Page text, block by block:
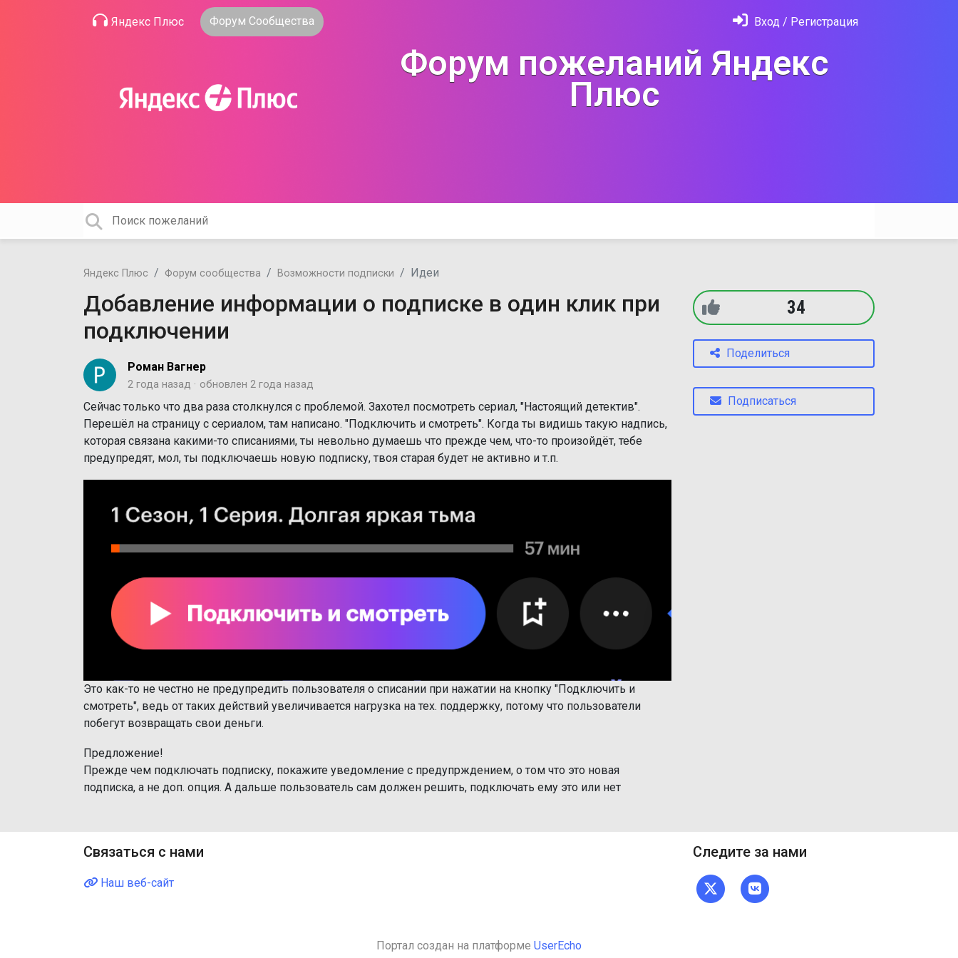
Яндекс Плюс Форум Сообщества Вход / Регистрация
Форум пожеланий Яндекс
Плюс
Яндекс Плюс Форум сообщества Возможности подписки Идеи
Добавление информации о подписке в один клик при
подключении
Роман Вагнер
2 года назад обновлен 2 года назад
Сейчас только что два раза столкнулся с проблемой. Захотел посмотреть сериал, "Настоящий детектив".
Перешёл на страницу с сериалом, там написано. "Подключить и смотреть". Когда ты видишь такую надпись,
которая связана какими-то списаниями, ты невольно думаешь что прежде чем, что-то произойдёт, тебе
предупредят, мол, ты подключаешь новую подписку, твоя старая будет не активно и т.п.
Это как-то не честно не предупредить пользователя о списании при нажатии на кнопку "Подключить и
смотреть", ведь от таких действий увеличивается нагрузка на тех. поддержку, потому что пользователи
побегут возвращать свои деньги.
Предложение!
Прежде чем подключать подписку, покажите уведомление с предупрждением, о том что это новая
подписка, а не доп. опция. А дальше пользователь сам должен решить, подключать ему это или нет
34
Поделиться
Подписаться
Связаться с нами
Наш веб-сайт
Следите за нами
Портал создан на платформе UserEcho